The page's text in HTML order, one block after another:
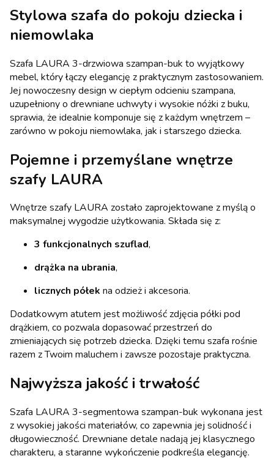
Stylowa szafa do pokoju dziecka i
niemowlaka
Szafa LAURA 3-drzwiowa szampan-buk to wyjątkowy
mebel, który łączy elegancję z praktycznym zastosowaniem.
Jej nowoczesny design w ciepłym odcieniu szampana,
uzupełniony o drewniane uchwyty i wysokie nóżki z buku,
sprawia, że idealnie komponuje się z każdym wnętrzem –
zarówno w pokoju niemowlaka, jak i starszego dziecka.
Pojemne i przemyślane wnętrze
szafy LAURA
Wnętrze szafy LAURA zostało zaprojektowane z myślą o
maksymalnej wygodzie użytkowania. Składa się z:
3 funkcjonalnych szuflad,
drążka na ubrania,
licznych półek na odzież i akcesoria.
Dodatkowym atutem jest możliwość zdjęcia półki pod
drążkiem, co pozwala dopasować przestrzeń do
zmieniających się potrzeb dziecka. Dzięki temu szafa rośnie
razem z Twoim maluchem i zawsze pozostaje praktyczna.
Najwyższa jakość i trwałość
Szafa LAURA 3-segmentowa szampan-buk wykonana jest
z wysokiej jakości materiałów, co zapewnia jej solidność i
długowieczność. Drewniane detale nadają jej klasycznego
charakteru, a staranne wykończenie podkreśla elegancję.